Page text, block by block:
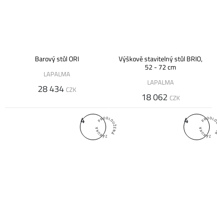
Barový stůl ORI
LAPALMA
28 434 CZK
Výškově stavitelný stůl BRIO,
52 - 72 cm
LAPALMA
18 062 CZK
4 4